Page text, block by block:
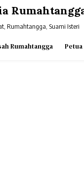
Rumahtangga, Suami Isteri
Rumahtangga Petua